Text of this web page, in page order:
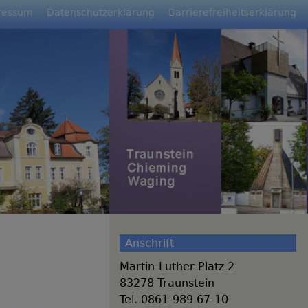
Datenschutzerklärung Barrierefreiheitserklärung
Anschrift
Martin-Luther-Platz 2
83278 Traunstein
Tel. 0861-989 67-10